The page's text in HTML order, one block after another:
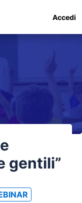
Accedi
gentili”